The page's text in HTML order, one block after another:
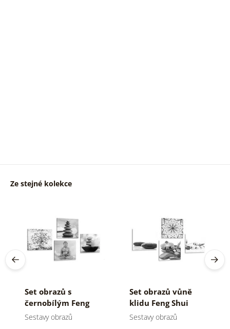
Ze stejné kolekce
Set obrazů s
černobílým Feng
Shui motivem
Sestavy obrazů
Set obrazů vůně
klidu Feng Shui
Sestavy obrazů